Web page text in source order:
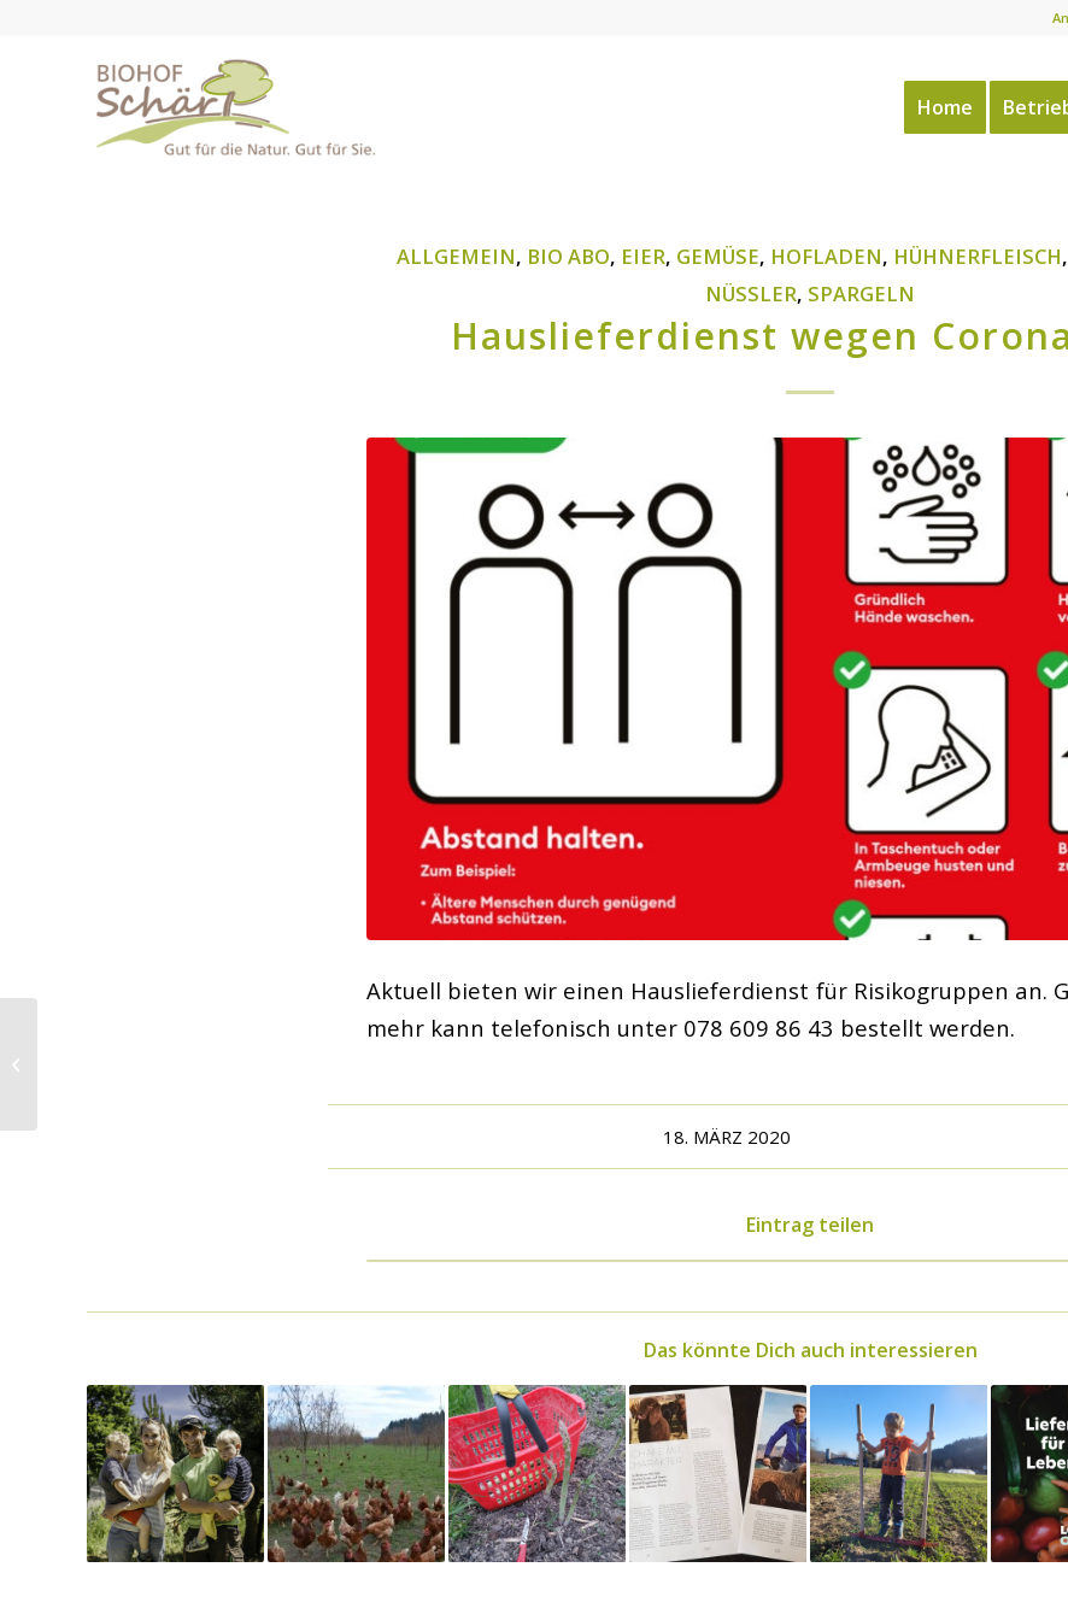
Home
ALLGEMEIN, BIO ABO, EIER, GEMÜSE, HOFLADEN, HÜHNERFLEISCH,
NÜSSLER, SPARGELN
Hauslieferdienst wegen
Aktuell bieten wir einen Hauslieferdienst für Risikogruppen an.
mehr kann telefonisch unter 078 609 86 43 bestellt werden.
18. MÄRZ 2020
Eintrag teilen
Das könnte Dich auch interessieren